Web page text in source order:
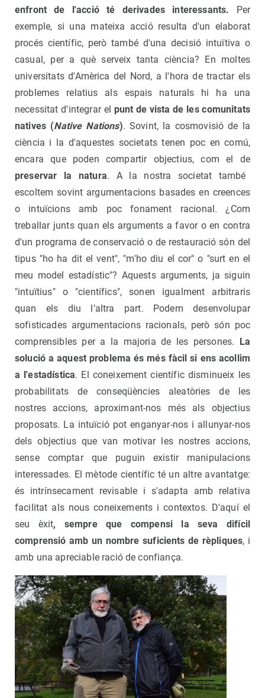
enfront de l'acció té derivades interessants. Per
exemple, si una mateixa acció resulta d'un elaborat
procés científic, però també d'una decisió intuïtiva o
casual, per a què serveix tanta ciència? En moltes
universitats d'Amèrica del Nord, a l'hora de tractar els
problemes relatius als espais naturals hi ha una
necessitat d'integrar el punt de vista de les comunitats
natives (Native Nations). Sovint, la cosmovisió de la
ciència i la d'aquestes societats tenen poc en comú,
encara que poden compartir objectius, com el de
preservar la natura. A la nostra societat també
escoltem sovint argumentacions basades en creences
o intuïcions amb poc fonament racional. ¿Com
treballar junts quan els arguments a favor o en contra
d'un programa de conservació o de restauració són del
tipus "ho ha dit el vent", "m'ho diu el cor" o "surt en el
meu model estadístic"? Aquests arguments, ja siguin
"intuïtius" o "científics", sonen igualment arbitraris
quan els diu l'altra part. Podem desenvolupar
sofisticades argumentacions racionals, però són poc
comprensibles per a la majoria de les persones. La
solució a aquest problema és més fàcil si ens acollim
a l'estadística. El coneixement científic disminueix les
probabilitats de conseqüències aleatòries de les
nostres accions, aproximant-nos més als objectius
proposats. La intuïció pot enganyar-nos i allunyar-nos
dels objectius que van motivar les nostres accions,
sense comptar que puguin existir manipulacions
interessades. El mètode científic té un altre avantatge:
és intrínsecament revisable i s'adapta amb relativa
facilitat als nous coneixements i contextos. D'aquí el
seu èxit, sempre que compensi la seva difícil
comprensió amb un nombre suficients de rèpliques, i
amb una apreciable ració de confiança.